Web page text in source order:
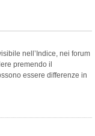
nell’Indice, nei forum
premendo il
essere differenze in